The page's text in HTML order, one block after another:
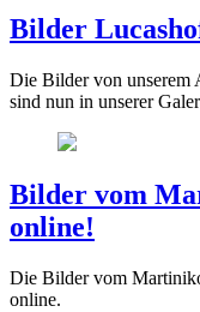
Bilder
Die Bilder von unserem
sind nun in unserer
Bilder vom
online!
Die Bilder vom
online.